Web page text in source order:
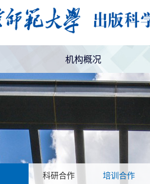
机构概况
机构简介
部门设置
科研合作 培训合作